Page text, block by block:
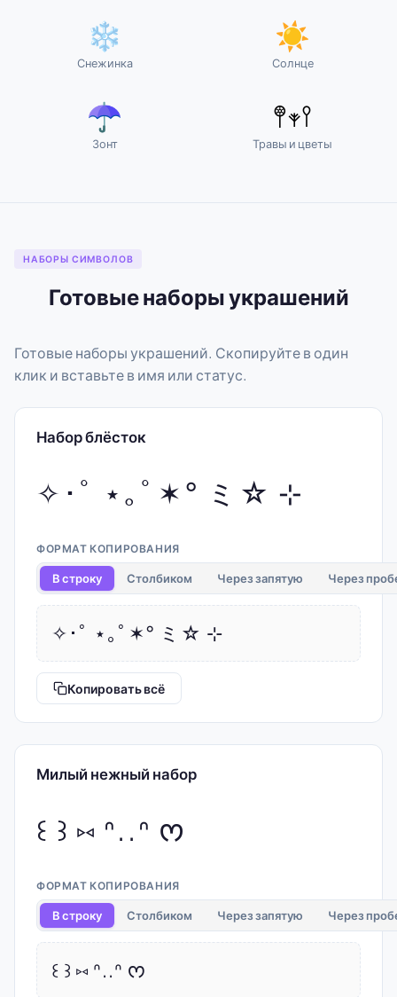
❄
Снежинка
☀
Солнце
☂
Зонт
𖤣𖥧𖥣
Травы и цветы
НАБОРЫ СИМВОЛОВ
Готовые наборы украшений
Готовые наборы украшений. Скопируйте в один
клик и вставьте в имя или статус.
Набор блёсток
✧･ﾟ ⋆｡ﾟ✶° ミ☆ ⊹
ФОРМАТ КОПИРОВАНИЯ
В строку Столбиком Через запятую Через
✧･ﾟ ⋆｡ﾟ✶° ミ☆ ⊹
Копировать всё
Милый нежный набор
꒰ ꒱ ⑅ ᐢ..ᐢ ᰔ
ФОРМАТ КОПИРОВАНИЯ
В строку Столбиком Через запятую Через
꒰ ꒱ ⑅ ᐢ..ᐢ ᰔ